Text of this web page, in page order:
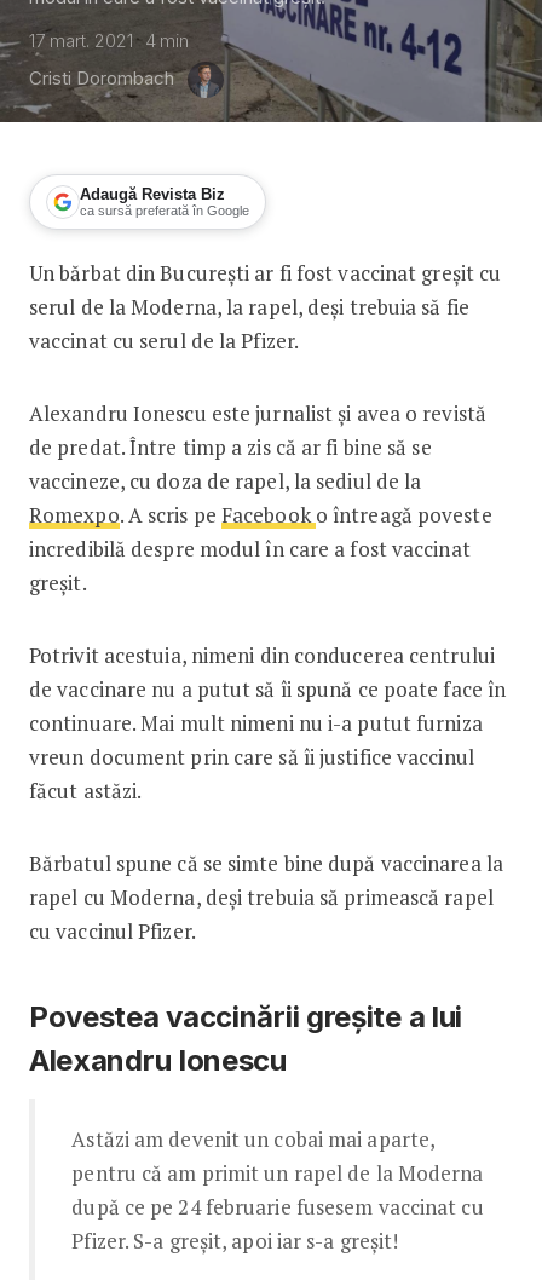
17 mart. 2021
4 min
Cristi Dorombach
Adaugă Revista Biz
ca sursă preferată în Google
Povestea unui bărbat din București
Un bărbat din București ar fi fost vaccinat greșit cu
serul de la Moderna, la rapel, deși trebuia să fie
vaccinat cu serul de la Pfizer.
Alexandru Ionescu este jurnalist și avea o revistă
de predat. Între timp a zis că ar fi bine să se
vaccineze, cu doza de rapel, la sediul de la
Romexpo. A scris pe Facebooko întreagă poveste
incredibilă despre modul în care a fost vaccinat
greșit.
Potrivit acestuia, nimeni din conducerea centrului
de vaccinare nu a putut să îi spună ce poate face în
continuare. Mai mult nimeni nu i-a putut furniza
vreun document prin care să îi justifice vaccinul
făcut astăzi.
Bărbatul spune că se simte bine după vaccinarea la
rapel cu Moderna, deși trebuia să primească rapel
cu vaccinul Pfizer.
Povestea vaccinării greșite a lui
Alexandru Ionescu
Astăzi am devenit un cobai mai aparte,
pentru că am primit un rapel de la Moderna
după ce pe 24 februarie fusesem vaccinat cu
Pfizer. S-a greșit, apoi iar s-a greșit!